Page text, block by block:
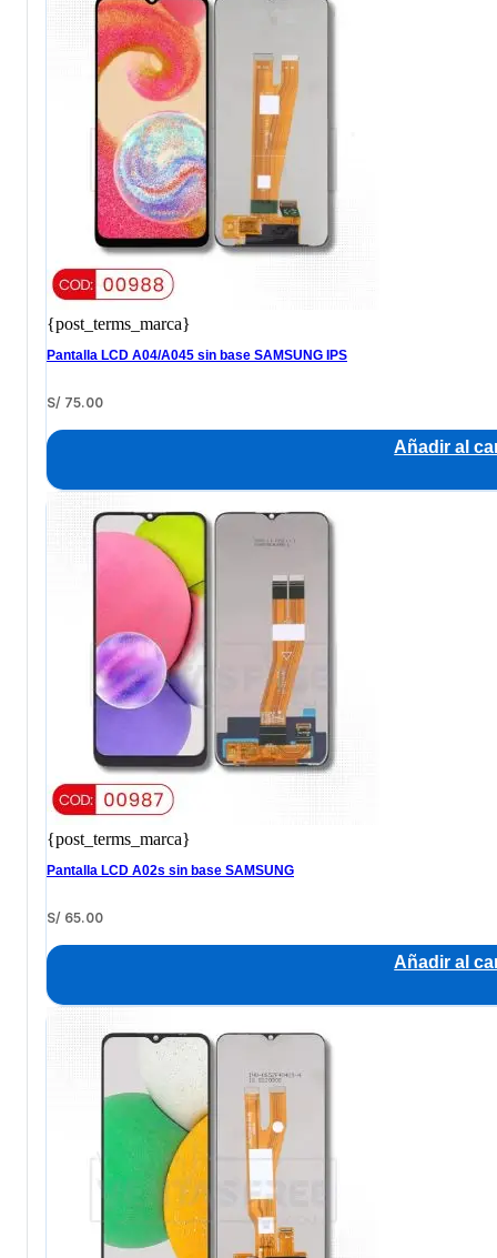
{post_terms_marca}
Pantalla LCD A04/A045 sin base SAMSUNG IPS
S/ 75.00
Añadir al
{post_terms_marca}
Pantalla LCD A02s sin base SAMSUNG
S/ 65.00
Añadir al